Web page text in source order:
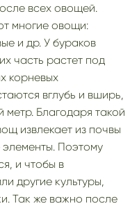
всех овощей.
многие овощи:
и др. У бураков
часть растет под
корневых
вглубь и вширь,
Благодаря такой
извлекает из почвы
Поэтому
и чтобы в
другие культуры,
Так же важно после